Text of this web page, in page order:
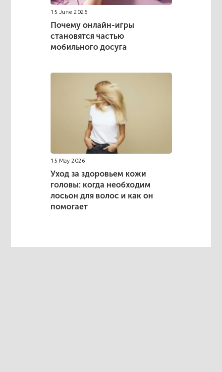
15 June 2026
Почему онлайн-игры
становятся частью
мобильного досуга
15 May 2026
Уход за здоровьем кожи
головы: когда необходим
лосьон для волос и как он
помогает